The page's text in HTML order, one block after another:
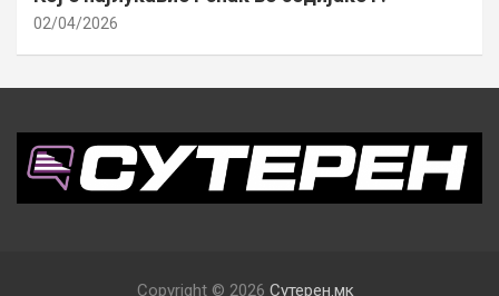
02/04/2026
Copyright © 2026 Сутерен.мк